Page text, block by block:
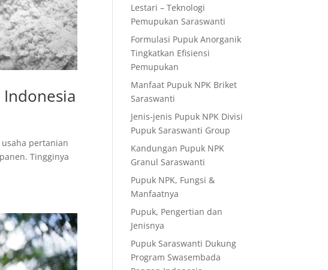
pertanian
Tingginya
Lestari – Teknologi
Pemupukan Saraswanti
Formulasi Pupuk Anorganik
Tingkatkan Efisiensi
Pemupukan
Manfaat Pupuk NPK Briket
Saraswanti
Jenis-jenis Pupuk NPK Divisi
Pupuk Saraswanti Group
Kandungan Pupuk NPK
Granul Saraswanti
Pupuk NPK, Fungsi &
Manfaatnya
Pupuk, Pengertian dan
Jenisnya
Pupuk Saraswanti Dukung
Program Swasembada